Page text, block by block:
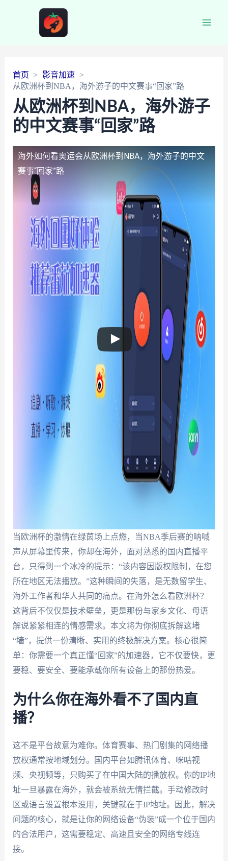
首页
影音加速
从欧洲杯到NBA，海外游子的中文赛事“回家”路
从欧洲杯到NBA，海外游子
的中文赛事“回家”路
海外如何看奥运会从欧洲杯到NBA，海外游子的中文
赛事“回家”路
当欧洲杯的激情在绿茵场上点燃，当NBA季后赛的呐喊
声从屏幕里传来，你却在海外，面对熟悉的国内直播平
台，只得到一个冰冷的提示：“该内容因版权限制，在您
所在地区无法播放。”这种瞬间的失落，是无数留学生、
海外工作者和华人共同的痛点。在海外怎么看欧洲杯？
这背后不仅仅是技术壁垒，更是那份与家乡文化、母语
解说紧紧相连的情感需求。本文将为你彻底拆解这堵
“墙”，提供一份清晰、实用的终极解决方案。核心很简
单：你需要一个真正懂“回家”的加速器，它不仅要快，更
要稳、要安全、要能承载你所有设备上的那份热爱。
为什么你在海外看不了国内直
播？
这不是平台故意为难你。体育赛事、热门剧集的网络播
放权通常按地域划分。国内平台如腾讯体育、咪咕视
频、央视频等，只购买了在中国大陆的播放权。你的IP地
址一旦暴露在海外，就会被系统无情拦截。手动修改时
区或语言设置根本没用，关键就在于IP地址。因此，解决
问题的核心，就是让你的网络设备“伪装”成一个位于国内
的合法用户，这需要稳定、高速且安全的网络专线连
接。